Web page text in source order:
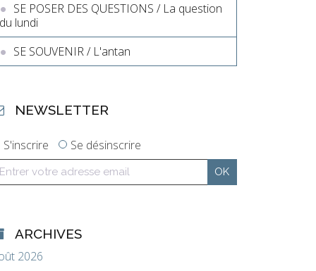
SE POSER DES QUESTIONS / La question
du lundi
SE SOUVENIR / L'antan
NEWSLETTER
S'inscrire Se désinscrire
ARCHIVES
2026